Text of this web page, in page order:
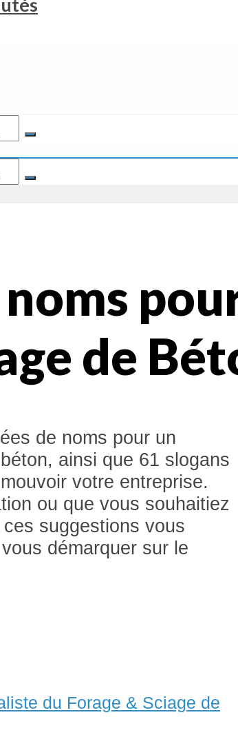
de
de noms pour un
ainsi que 61 slogans
votre entreprise.
ou que vous souhaitiez
suggestions vous
démarquer sur le
du Forage & Sciage de